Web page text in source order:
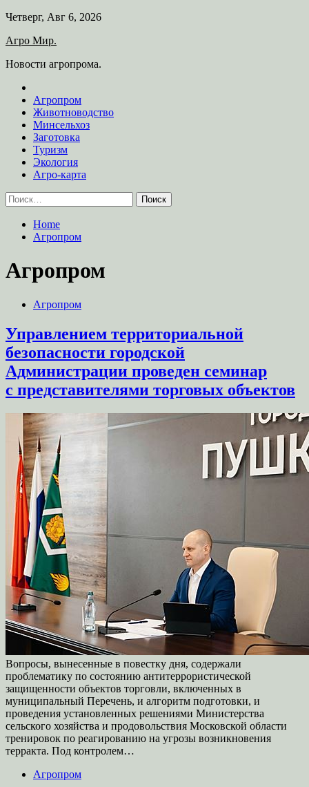
Skip
content
Четверг, Авг 6, 2026
Агро Мир.
Новости агропрома.
Агропром
Животноводство
Минсельхоз
Заготовка
Туризм
Экология
Агро-карта
Найти:
Home
Агропром
Агропром
Агропром
Управлением территориальной
безопасности городской
Администрации проведен семинар
с представителями торговых объектов
Вопросы, вынесенные в повестку дня, содержали
проблематику по состоянию антитеррористической
защищенности объектов торговли, включенных в
муниципальный Перечень, и алгоритм подготовки, и
проведения установленных решениями Министерства
сельского хозяйства и продовольствия Московской области
тренировок по реагированию на угрозы возникновения
терракта. Под контролем…
Агропром